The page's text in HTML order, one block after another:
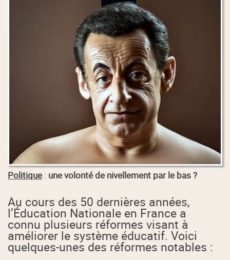
Politique : une volonté de nivellement par le bas ?
Au cours des 50 dernières années,
l’Éducation Nationale en France a
connu plusieurs réformes visant à
améliorer le système éducatif. Voici
quelques-unes des réformes notables :